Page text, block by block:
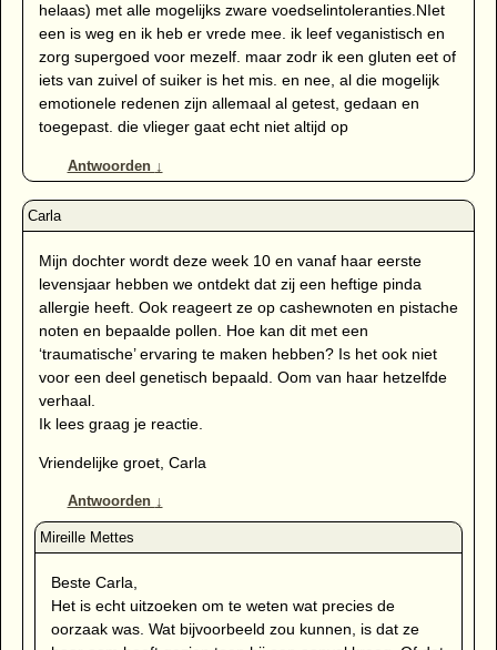
helaas) met alle mogelijks zware voedselintoleranties.NIet
een is weg en ik heb er vrede mee. ik leef veganistisch en
zorg supergoed voor mezelf. maar zodr ik een gluten eet of
iets van zuivel of suiker is het mis. en nee, al die mogelijk
emotionele redenen zijn allemaal al getest, gedaan en
toegepast. die vlieger gaat echt niet altijd op
Antwoorden ↓
Mijn dochter wordt deze week 10 en vanaf haar eerste
levensjaar hebben we ontdekt dat zij een heftige pinda
allergie heeft. Ook reageert ze op cashewnoten en pistache
noten en bepaalde pollen. Hoe kan dit met een
‘traumatische’ ervaring te maken hebben? Is het ook niet
voor een deel genetisch bepaald. Oom van haar hetzelfde
verhaal.
Ik lees graag je reactie.
Vriendelijke groet, Carla
Antwoorden ↓
Beste Carla,
Het is echt uitzoeken om te weten wat precies de
oorzaak was. Wat bijvoorbeeld zou kunnen, is dat ze